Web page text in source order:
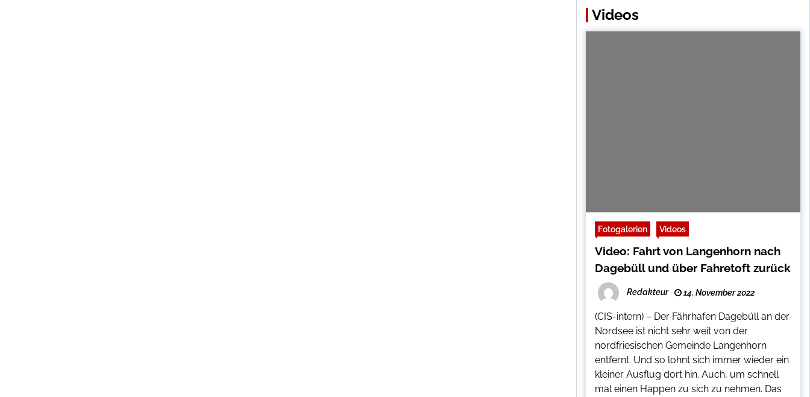
Videos
Fotogalerien Videos
Video: Fahrt von Langenhorn nach
Dagebüll und über Fahretoft zurück
Redakteur 14. November 2022
(CIS-intern) – Der Fährhafen Dagebüll an der
Nordsee ist nicht sehr weit von der
nordfriesischen Gemeinde Langenhorn
entfernt. Und so lohnt sich immer wieder ein
kleiner Ausflug dort hin. Auch, um schnell
mal einen Happen zu sich zu nehmen. Das